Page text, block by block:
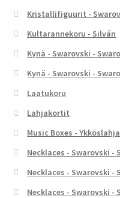
Kristallifiguurit -
Kultarannekoru - Silván
Kynä - Swarovski -
Kynä - Swarovski -
Laatukoru
Lahjakortit
Music Boxes -
Necklaces - Swarovski
Necklaces - Swarovski -
Necklaces - Swarovski -